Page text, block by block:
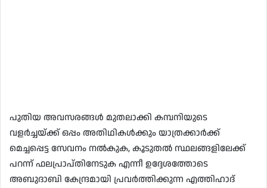
പുതിയ അവസരങ്ങൾ മുതലാക്കി കമ്പനിയുടെ
വളർച്ചയ്ക്ക് ഒപ്പം അതിഥികൾക്കും യാത്രക്കാർക്ക്
മെച്ചപ്പെട്ട സേവനം നൽകുക, കൂടുതൽ സ്ഥലങ്ങളിലേക്ക്
പറന്ന് ഫലപ്രാപ്തിനേടുക എന്നീ ഉദ്ദേശത്തോടെ
അബുദാബി കേന്ദ്രമായി പ്രവർത്തിക്കുന്ന എത്തിഹാദ്